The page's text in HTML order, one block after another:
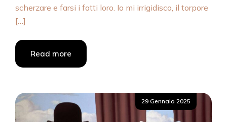
scherzare e farsi i fatti loro. Io mi irrigidisco, il torpore
[…]
Read more
Posted
29 Gennaio 2025